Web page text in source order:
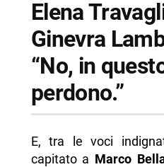
Elena
Ginevra
“No, in
perdono.”
E, tra le voci
capitato a Marco